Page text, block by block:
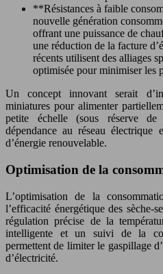
**Résistances à faible
nouvelle génération
offrant une puissance de
une réduction de la facture
récents utilisent des alliages
optimisée pour minimiser les
Un concept innovant serait
miniatures pour alimenter
petite échelle (sous réserve
dépendance au réseau
d’énergie renouvelable.
Optimisation de la
L’optimisation de la
l’efficacité énergétique des sèche-
régulation précise de la
intelligente et un suivi de la
permettent de limiter le gaspillage
d’électricité.